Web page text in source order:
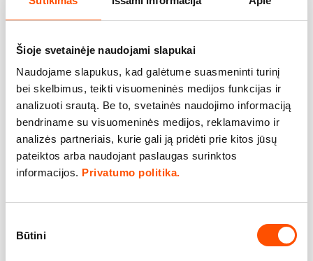
Šioje svetainėje naudojami slapukai
Naudojame slapukus, kad galėtume suasmeninti turinį
bei skelbimus, teikti visuomeninės medijos funkcijas ir
analizuoti srautą. Be to, svetainės naudojimo informaciją
bendriname su visuomeninės medijos, reklamavimo ir
analizės partneriais, kurie gali ją pridėti prie kitos jūsų
pateiktos arba naudojant paslaugas surinktos
informacijos. Privatumo politika.
pasirinkimas
Būtini
pakepinti gabaliukais supjaustytą
Sudėti nuskustas ir gabaliukais
supjaustytas morkas, supjaustytus
česnaką ir svogūnus, įdėti sultinio
kubelį, supilti vyną ir stiklinę
vandens.
Uždengti ir virti ant nestiprios
ugnies apie valandą. Ištirpinti medų
prikaistuvį, dar patroškinti.